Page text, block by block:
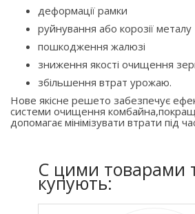
деформації рамки
руйнування або корозії металу
пошкодження жалюзі
зниження якості очищення
збільшення втрат урожаю.
Нове якісне решето забезпечує
системи очищення
допомагає мінімізувати втрати під
C цими товарами
купують: